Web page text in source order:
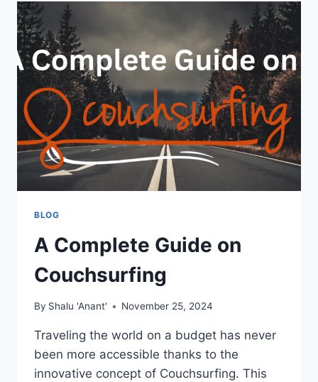
BLOG
A Complete Guide on
Couchsurfing
By Shalu 'Anant' November 25, 2024
Traveling the world on a budget has never
been more accessible thanks to the
innovative concept of Couchsurfing. This